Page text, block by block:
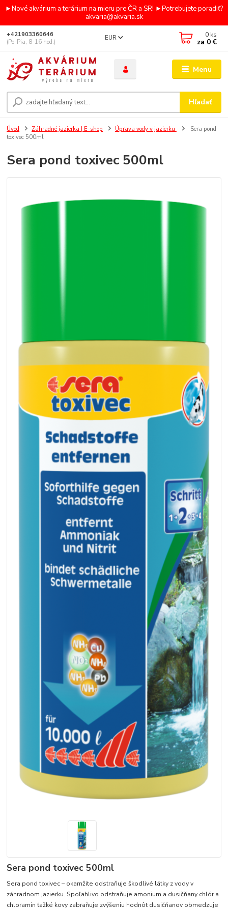
►Nové akvárium a terárium na mieru pre ČR a SR! ►Potrebujete poradiť?
akvaria@akvaria.sk
Menu
EUR
Hľadať
+421903360646
(Po-Pia, 8-16 hod.)
0 ks
za 0 €
Úvod Záhradné jazierka | E-shop Úprava vody v jazierku
Sera pond
toxivec 500ml
Sera pond toxivec 500ml
Sera pond toxivec 500ml
Sera pond toxivec – okamžite odstraňuje škodlivé látky z vody v
záhradnom jazierku. Spoľahlivo odstraňuje amonium a dusičňany chlór a
chloramin ťažké kovy zabraňuje zvýšeniu hodnôt dusičňanov obmedzuje